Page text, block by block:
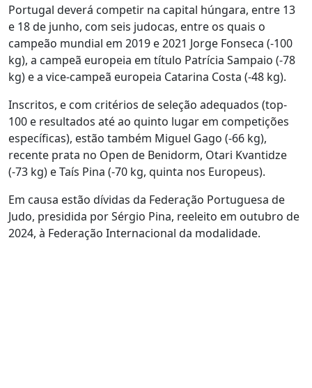
Portugal deverá competir na capital húngara, entre 13
e 18 de junho, com seis judocas, entre os quais o
campeão mundial em 2019 e 2021 Jorge Fonseca (-100
kg), a campeã europeia em título Patrícia Sampaio (-78
kg) e a vice-campeã europeia Catarina Costa (-48 kg).
Inscritos, e com critérios de seleção adequados (top-
100 e resultados até ao quinto lugar em competições
específicas), estão também Miguel Gago (-66 kg),
recente prata no Open de Benidorm, Otari Kvantidze
(-73 kg) e Taís Pina (-70 kg, quinta nos Europeus).
Em causa estão dívidas da Federação Portuguesa de
Judo, presidida por Sérgio Pina, reeleito em outubro de
2024, à Federação Internacional da modalidade.